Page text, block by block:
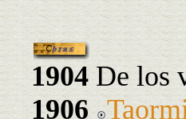
1904 De los
1906